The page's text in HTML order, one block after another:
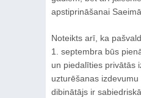
apstiprināšanai
Noteikts arī, ka
1. septembra būs
un piedalīties privātās
uzturēšanas
dibinātājs ir